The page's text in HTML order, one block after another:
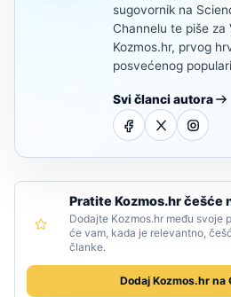
sugovornik na
Channelu te piše za
Kozmos.hr, prvog
posvećenog
Svi članci autora
Pratite Kozmos.hr češće
Dodajte Kozmos.hr među svoje
će vam, kada je relevantno,
članke.
Dodaj Kozmos.hr na